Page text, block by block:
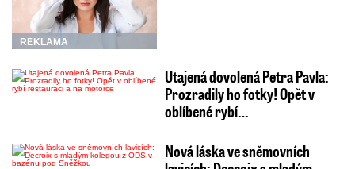
REKLAMA
Utajená dovolená Petra Pavla:
Prozradily ho fotky! Opět v
oblíbené rybí…
Nová láska ve sněmovních